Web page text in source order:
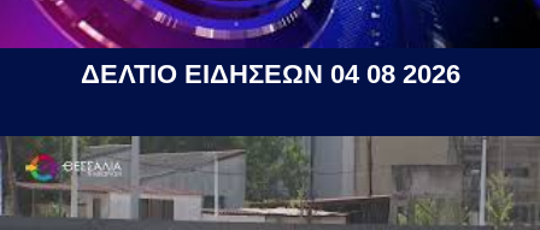
ΔΕΛΤΙΟ ΕΙΔΗΣΕΩΝ 04 08 2026